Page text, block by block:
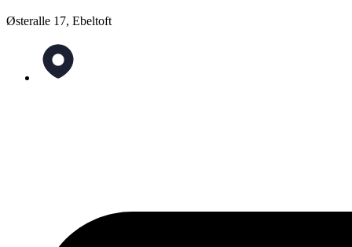
Østeralle 17, Ebeltoft